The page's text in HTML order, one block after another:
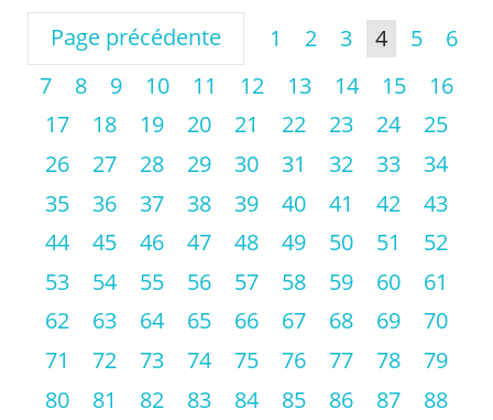
Page précédente 1 2 3 4 5
6
7
8 9 10 11 12 13 14 15
16
17
18 19 20 21 22 23 24
25
26
27 28 29 30 31 32 33
34
35
36 37 38 39 40 41 42
43
44
45 46 47 48 49 50 51
52
53
54 55 56 57 58 59 60
61
62
63 64 65 66 67 68 69
70
71
72 73 74 75 76 77 78
79
80
81 82 83 84 85 86 87
88